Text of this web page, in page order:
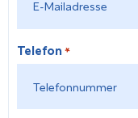
Telefon*